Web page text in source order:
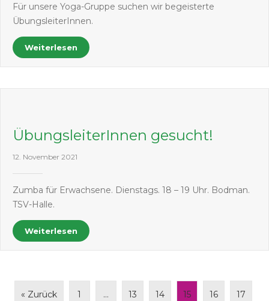
Für unsere Yoga-Gruppe suchen wir begeisterte
ÜbungsleiterInnen.
Weiterlesen
ÜbungsleiterInnen gesucht!
12. November 2021
Zumba für Erwachsene. Dienstags. 18 – 19 Uhr. Bodman.
TSV-Halle.
Weiterlesen
« Zurück 1 … 13 14 15 16 17